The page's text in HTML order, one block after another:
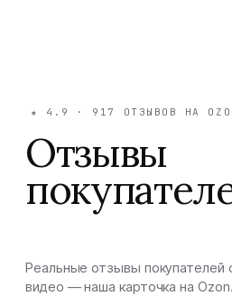
★ 4.9 · 917 ОТЗЫВОВ НА
Отзывы
Реальные отзывы покупателей
видео — наша карточка на Ozon.